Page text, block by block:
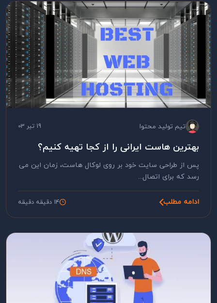
تیم تولید محتوا 19 تیر 03
بهترین هاست ایرانی را از کجا تهیه کنیم؟
پس از طراحی سایت خود بر روی لوکال هاست، زمان این می
رسد که برای اتصال...
ادامه مطلب 14 دقیقه دقیقه